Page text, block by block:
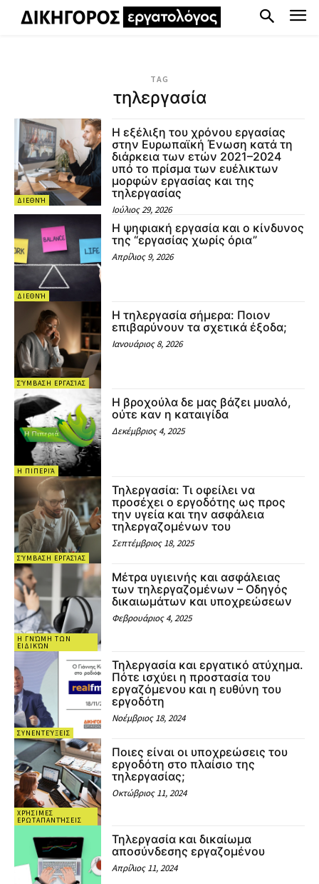
TAG
τηλεργασία
ΔΙΕΘΝΉ
Η εξέλιξη του χρόνου εργασίας
στην Ευρωπαϊκή Ένωση κατά τη
διάρκεια των ετών 2021–2024
υπό το πρίσμα των ευέλικτων
μορφών εργασίας και της
τηλεργασίας
Ιούλιος 29, 2026
ΔΙΕΘΝΉ
Η ψηφιακή εργασία και ο κίνδυνος
της “εργασίας χωρίς όρια”
Απρίλιος 9, 2026
ΣΎΜΒΑΣΗ ΕΡΓΑΣΊΑΣ
Η τηλεργασία σήμερα: Ποιον
επιβαρύνουν τα σχετικά έξοδα;
Ιανουάριος 8, 2026
Η ΠΙΠΕΡΙΆ
Η βροχούλα δε μας βάζει μυαλό,
ούτε καν η καταιγίδα
Δεκέμβριος 4, 2025
ΣΎΜΒΑΣΗ ΕΡΓΑΣΊΑΣ
Τηλεργασία: Τι οφείλει να
προσέχει ο εργοδότης ως προς
την υγεία και την ασφάλεια
τηλεργαζομένων του
Σεπτέμβριος 18, 2025
Η ΓΝΏΜΗ ΤΩΝ
ΕΙΔΙΚΏΝ
Μέτρα υγιεινής και ασφάλειας
των τηλεργαζομένων – Οδηγός
δικαιωμάτων και υποχρεώσεων
Φεβρουάριος 4, 2025
ΣΥΝΕΝΤΕΎΞΕΙΣ
Τηλεργασία και εργατικό ατύχημα.
Πότε ισχύει η προστασία του
εργαζόμενου και η ευθύνη του
εργοδότη
Νοέμβριος 18, 2024
ΧΡΉΣΙΜΕΣ
ΕΡΩΤΑΠΑΝΤΉΣΕΙΣ
Ποιες είναι οι υποχρεώσεις του
εργοδότη στο πλαίσιο της
τηλεργασίας;
Οκτώβριος 11, 2024
Τηλεργασία και δικαίωμα
αποσύνδεσης εργαζομένου
Απρίλιος 11, 2024